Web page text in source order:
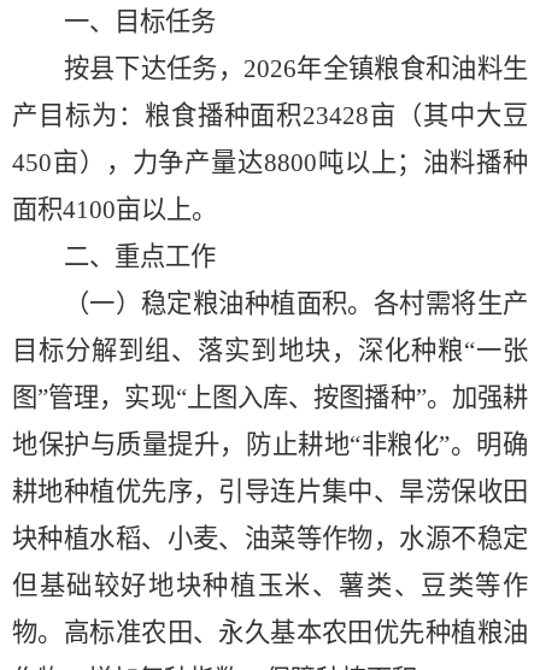
一、目标任务
按县下达任务， 2026年全镇粮食和油料生
产目标为：粮食播种面积23428亩（其中大豆
450亩），力争产量达8800吨以上；油料播种
面积4100亩以上。
二、重点工作
（一）稳定粮油种植面积。 各村需将生产
目标分解到组、落实到地块，深化种粮“一张
图”管理，实现“上图入库、按图播种”。加强耕
地保护与质量提升，防止耕地“非粮化”。明确
耕地种植优先序，引导连片集中、旱涝保收田
块种植水稻、小麦、油菜等作物，水源不稳定
但基础较好地块种植玉米、薯类、豆类等作
物。高标准农田、永久基本农田优先种植粮油